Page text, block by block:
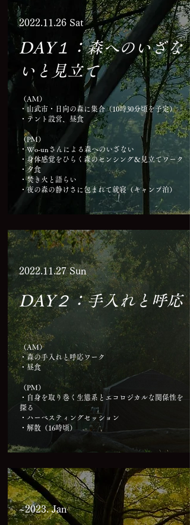
​2022.11.26 Sat
DAY１：森へのいざな
いと見立て
（AM）
・山武市・日向の森に集合（10時30分頃を予定）
・テント設営、昼食
（PM）
・Wo-unさんによる森へのいざない
・身体感覚をひらく森のセンシング＆見立てワーク
・夕食
・焚き火と語らい
・夜の森の静けさに包まれて就寝（キャンプ泊）
​2022.11.27 Sun
DAY２：手入れと呼応
（AM）
・森の手入れと呼応ワーク
・昼食
（PM）
・自身を取り巻く生態系とエコロジカルな関係性を
探る
・ハーベスティングセッション
・解散（16時頃）
~​2023. Jan